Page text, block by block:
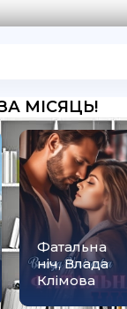
МІСЯЦЬ!
Фатальна
ніч, Влада
Клімова